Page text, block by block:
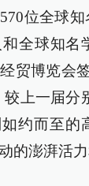
位全球
全球知名
贸博览会
较上一届分
约而至的
的澎湃活力